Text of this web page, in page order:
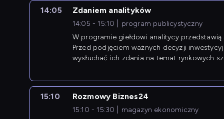
14:05 Zdaniem analityków
14:05 - 15:10
program publicystyczny
W programie giełdowi analitycy
Przed podjęciem ważnych decyzji
wysłuchać ich zdania na temat rynkowych
15:10 Rozmowy Biznes24
15:10 - 15:30 magazyn ekonomiczny